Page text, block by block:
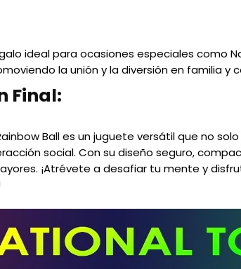
ideal para ocasiones especiales como
la unión y la diversión en familia y
Final:
Ball es un juguete versátil que no
social. Con su diseño seguro,
¡Atrévete a desafiar tu mente y